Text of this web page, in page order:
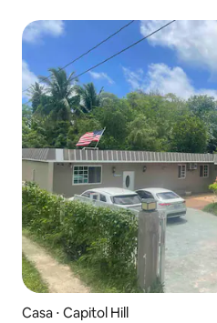
Casa ⋅ Capitol Hill